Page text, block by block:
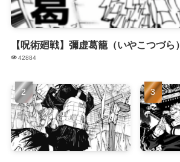
【呪術廻戦】彌虚葛籠（いやこつづら）
42884